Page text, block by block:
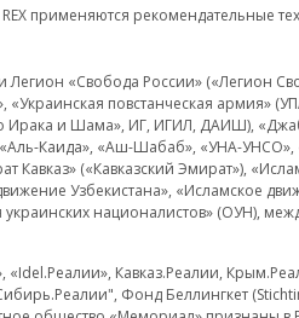
применяются рекомендательные
«Свобода России» («Легион
повстанческая армия»
Ирака и Шама», ИГ, ИГИЛ, ДАИШ),
Каида», «Аш-Шабаб», «УНА-УНСО»,
Кавказ» («Кавказский Эмират»),
Узбекистана», «Исламское
националистов» (ОУН),
«Idel.Реалии», Кавказ.Реалии,
Фонд Беллингкет